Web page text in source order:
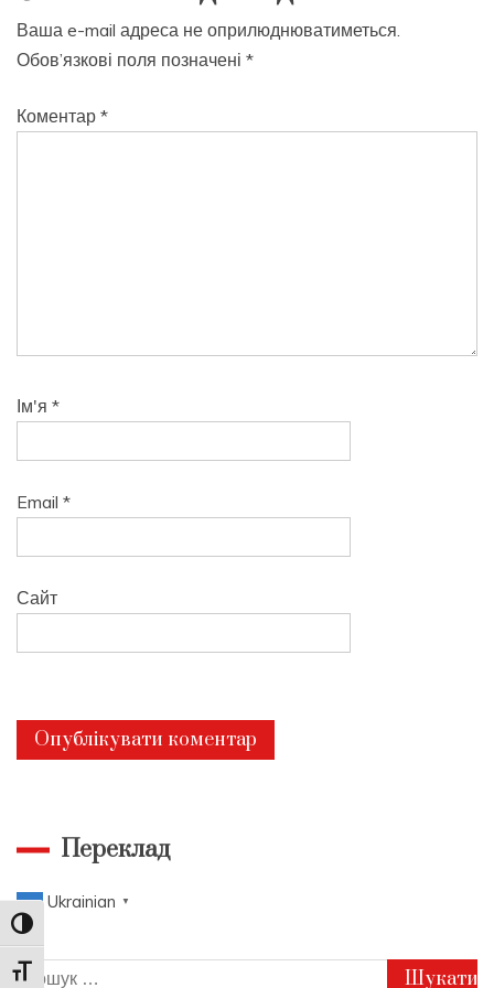
Toggle High Contrast
Toggle Font size
Ваша e-mail адреса не оприлюднюватиметься.
Обов’язкові поля позначені *
Коментар *
Ім'я *
Email *
Сайт
Переклад
Ukrainian ▼
Пошук: